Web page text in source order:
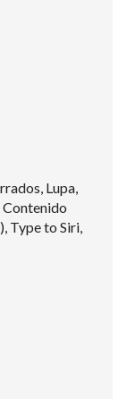
Lupa,
Type to Siri,